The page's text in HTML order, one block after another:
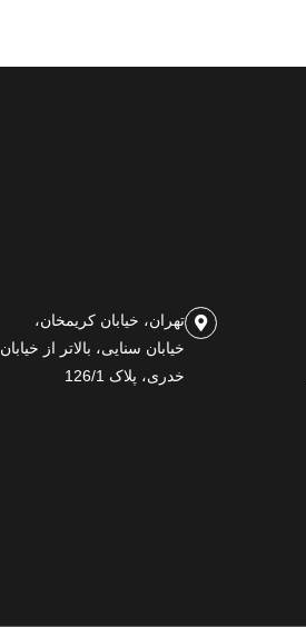
تهران، خیابان کریمخان،
خیابان سنایی، بالاتر از خیابان
خدری، پلاک 126/1